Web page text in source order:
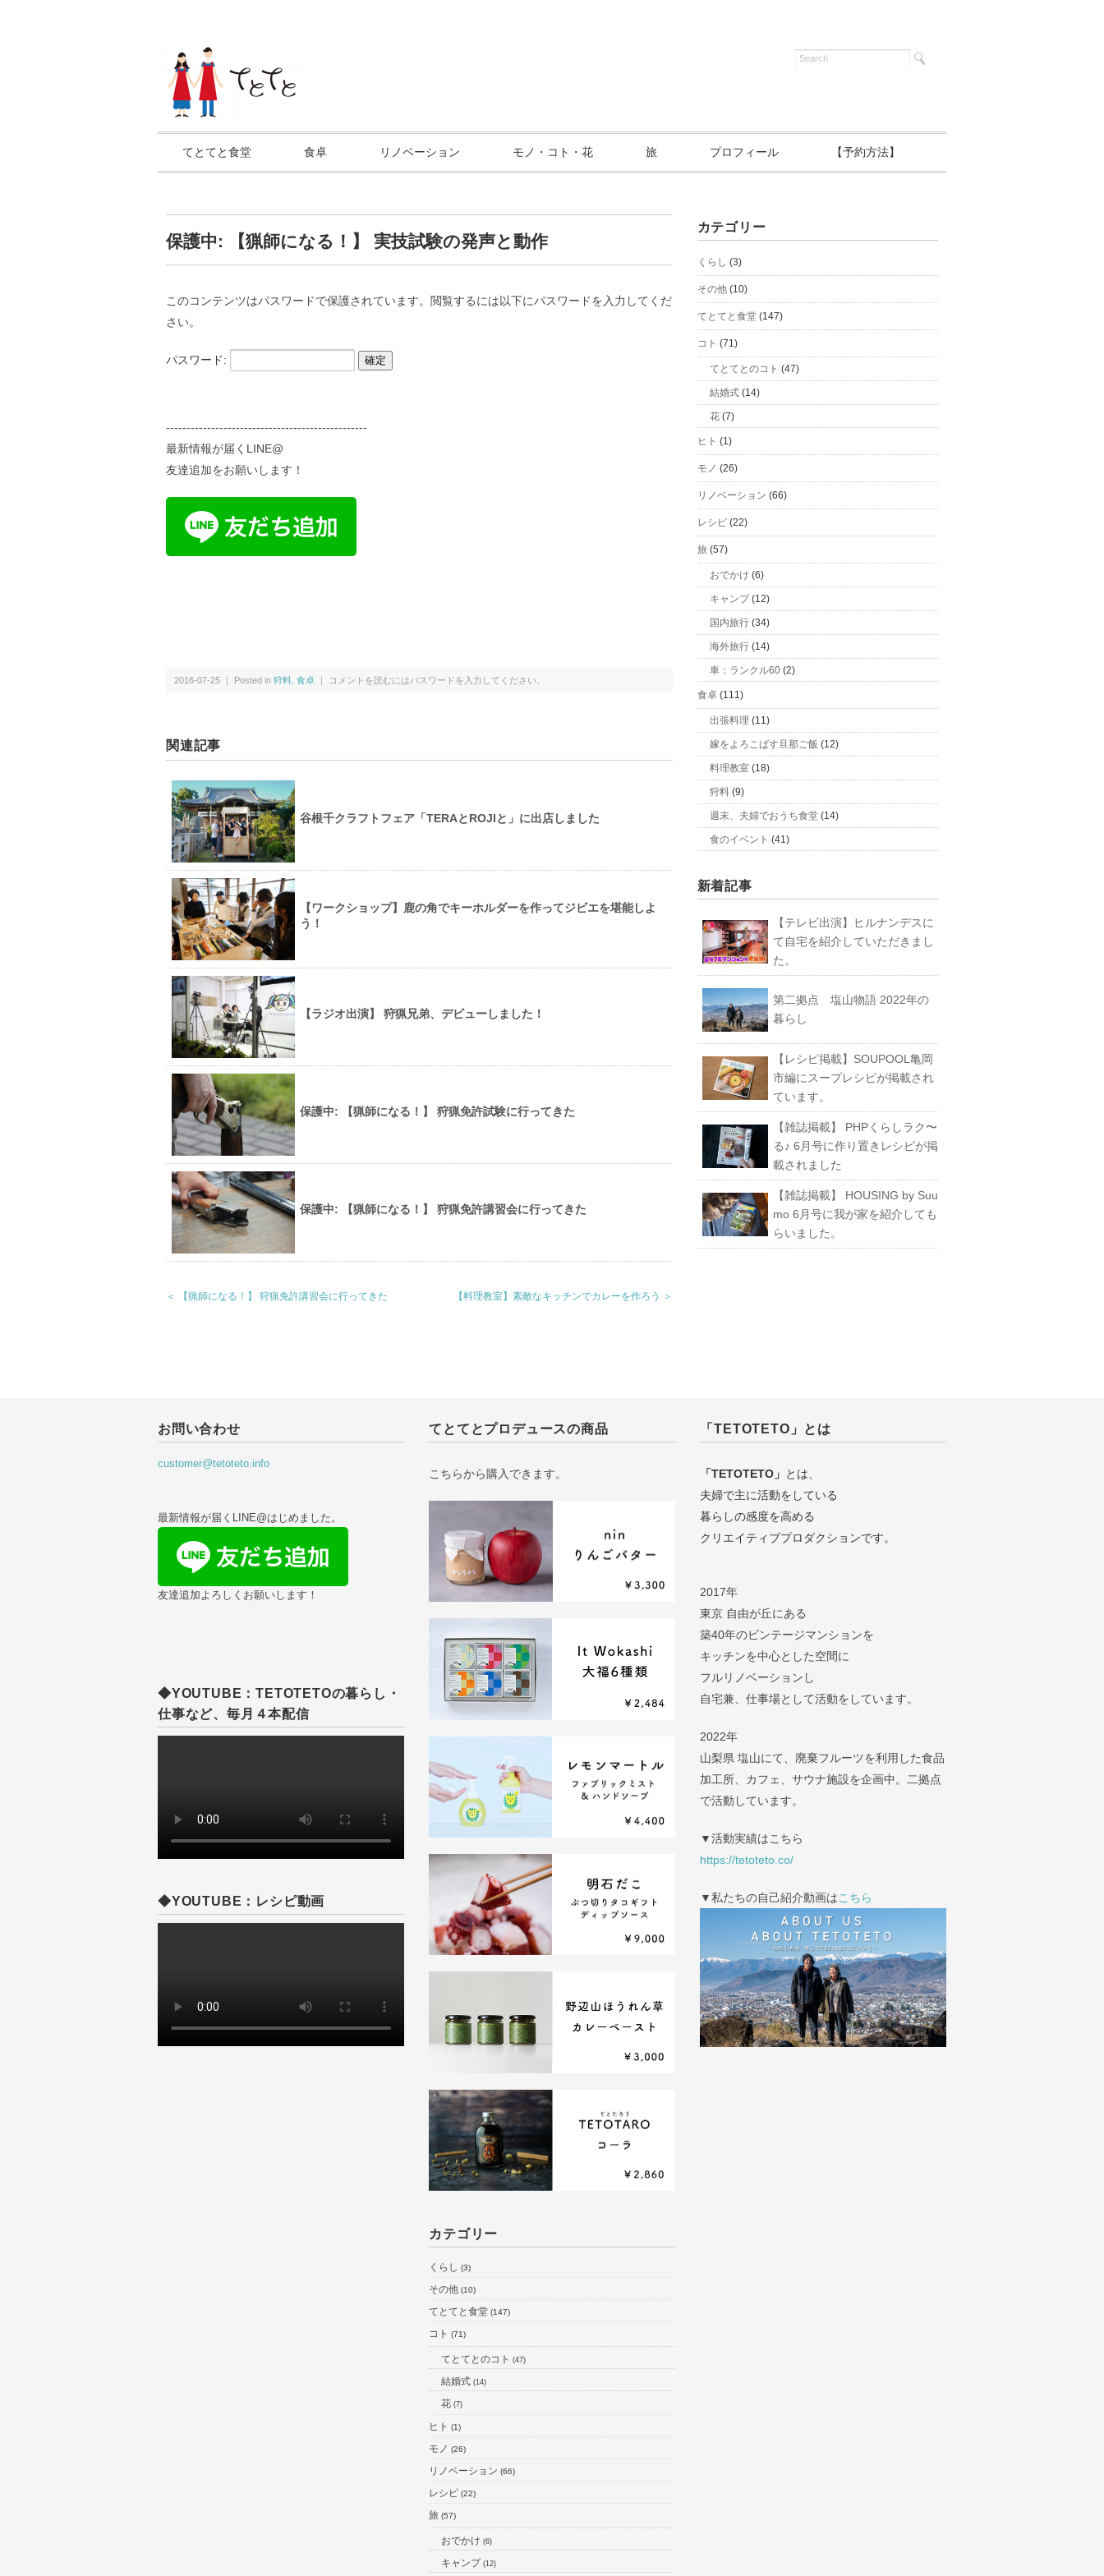
てとてと食堂 食卓 リノベーション モノ・コト・花 旅 プロフィール 【予約方法】
保護中: 【猟師になる！】 実技試験の発声と動作
このコンテンツはパスワードで保護されています。閲覧するには以下にパスワードを入力してくだ
さい。
パスワード:
-------------------------------------------------
最新情報が届くLINE@
友達追加をお願いします！
2016-07-25 ｜ Posted in 狩料 食卓 ｜ コメントを読むにはパスワードを入力してください。
関連記事
谷根千クラフトフェア「TERAとROJIと」に出店しました
【ワークショップ】鹿の角でキーホルダーを作ってジビエを堪能しよ
う！
【ラジオ出演】 狩猟兄弟、デビューしました！
保護中: 【猟師になる！】 狩猟免許試験に行ってきた
保護中: 【猟師になる！】 狩猟免許講習会に行ってきた
＜ 【猟師になる！】 狩猟免許講習会に行ってきた 【料理教室】素敵なキッチンでカレーを作ろう ＞
カテゴリー
くらし (3)
その他(10)
てとてと食堂(147)
コト (71)
てとてとのコト (47)
結婚式(14)
花(7)
ヒト (1)
モノ (26)
リノベーション (66)
レシピ(22)
旅 (57)
おでかけ (6)
キャンプ(12)
国内旅行(34)
海外旅行(14)
車：ランクル60(2)
食卓(111)
出張料理 (11)
嫁をよろこばす旦那ご飯 (12)
料理教室(18)
狩料(9)
週末、夫婦でおうち食堂(14)
食のイベント (41)
新着記事
【テレビ出演】ヒルナンデスに
て自宅を紹介していただきまし
た。
第二拠点 塩山物語 2022年の
暮らし
【レシピ掲載】SOUPOOL亀岡
市編にスープレシピが掲載され
ています。
【雑誌掲載】 PHPくらしラク〜
る♪ 6月号に作り置きレシピが掲
載されました
【雑誌掲載】 HOUSING by Suu
mo 6月号に我が家を紹介しても
らいました。
お問い合わせ
customer@tetoteto.info
最新情報が届くLINE@はじめました。
友達追加よろしくお願いします！
◆YOUTUBE：TETOTETOの暮らし・
仕事など、毎月４本配信
◆YOUTUBE：レシピ動画
てとてとプロデュースの商品
こちらから購入できます。
カテゴリー
くらし (3)
その他 (10)
てとてと食堂 (147)
コト (71)
てとてとのコト (47)
結婚式 (14)
花 (7)
ヒト (1)
モノ (26)
リノベーション (66)
レシピ (22)
旅 (57)
おでかけ (6)
キャンプ (12)
「TETOTETO」とは
「TETOTETO」 とは、
夫婦で主に活動をしている
暮らしの感度を高める
クリエイティブプロダクションです。
2017年
東京 自由が丘にある
築40年のビンテージマンションを
キッチンを中心とした空間に
フルリノベーションし
自宅兼、仕事場として活動をしています。
2022年
山梨県 塩山にて、廃棄フルーツを利用した食品
加工所、カフェ、サウナ施設を企画中。二拠点
で活動しています。
▼活動実績はこちら
https://tetoteto.co/
▼私たちの自己紹介動画はこちら